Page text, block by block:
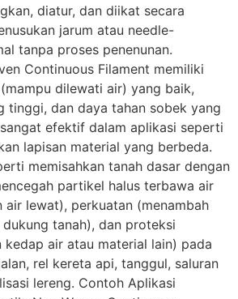
diatur, dan diikat secara
jarum atau needle-
tanpa proses penenunan.
Continuous Filament memiliki
dilewati air) yang baik,
tinggi, dan daya tahan sobek yang
efektif dalam aplikasi seperti
lapisan material yang berbeda.
memisahkan tanah dasar dengan
partikel halus terbawa air
air lewat), perkuatan (menambah
tanah), dan proteksi
kedap air atau material lain) pada
rel kereta api, tanggul, saluran
lereng. Contoh Aplikasi